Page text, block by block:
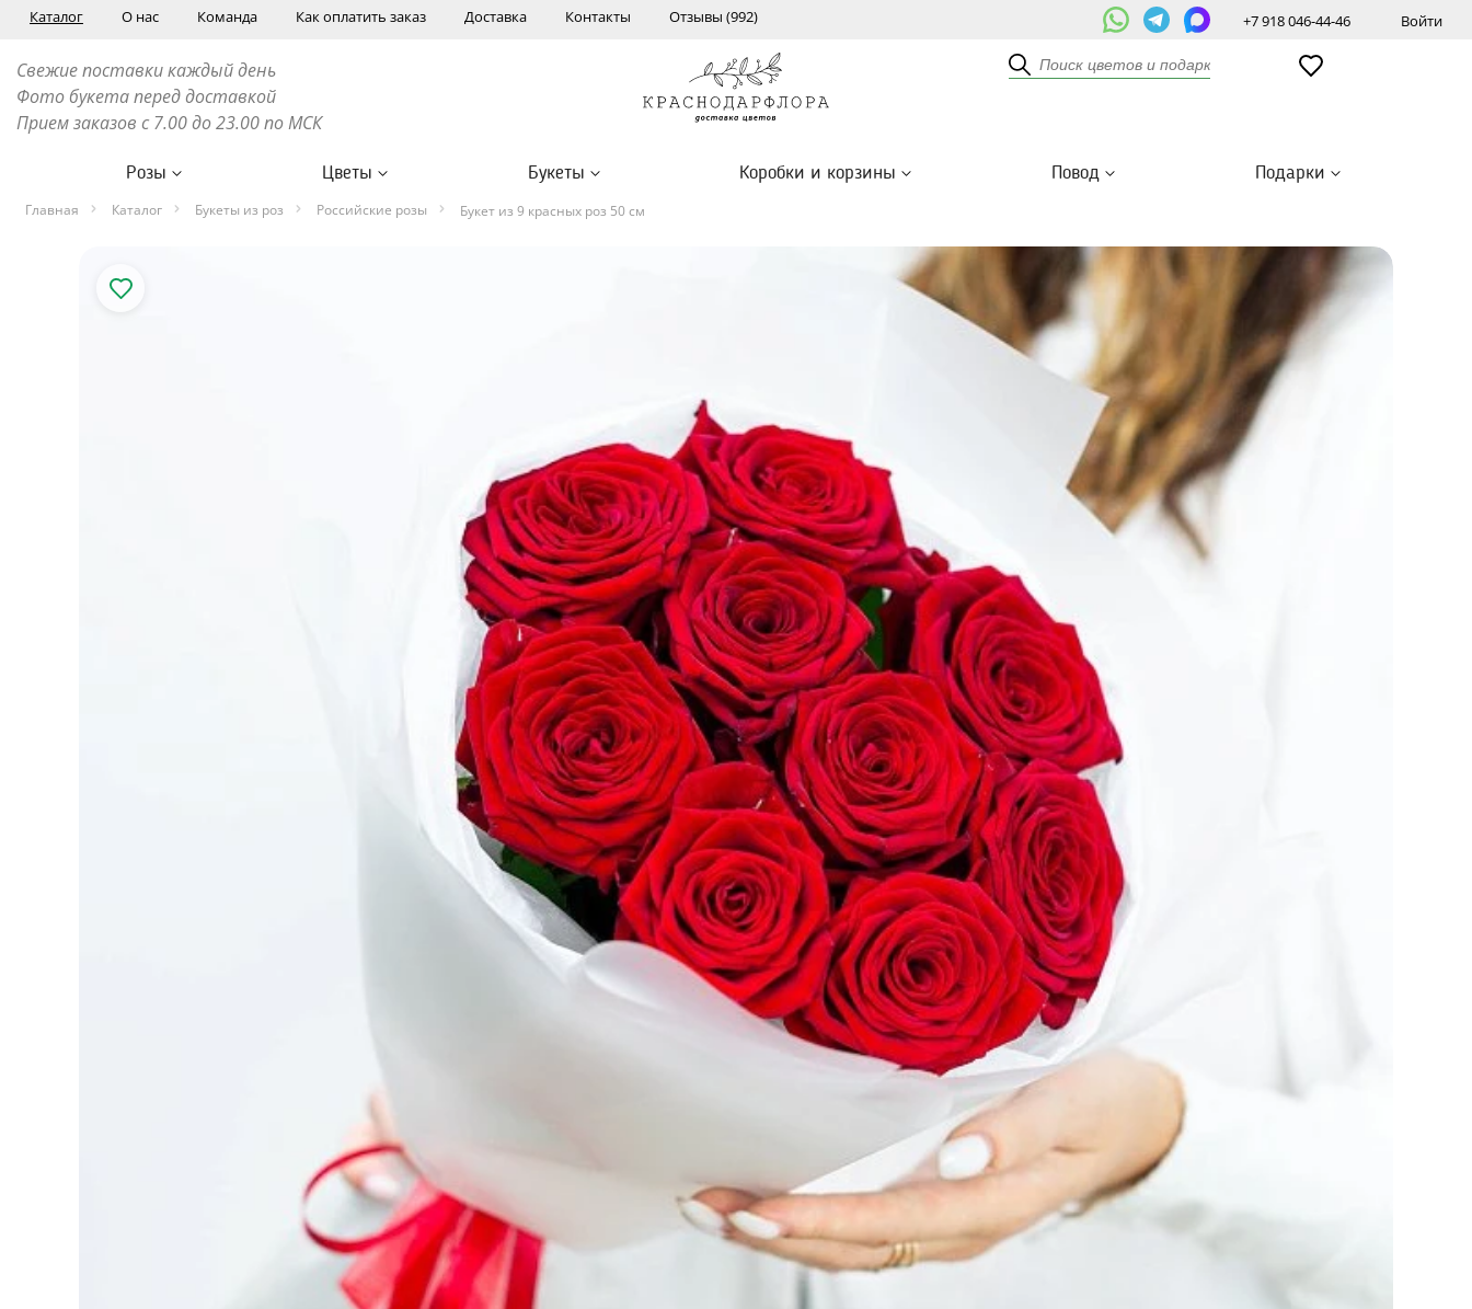
Каталог О нас Команда Как оплатить заказ Доставка Контакты Отзывы (992) +7 918 046-44-46 Войти
Свежие поставки каждый день
Фото букета перед доставкой
Прием заказов с 7.00 до 23.00 по МСК
Розы Цветы Букеты Коробки и корзины Повод Подарки
Главная Каталог Букеты из роз Российские розы Букет из 9 красных роз 50 см